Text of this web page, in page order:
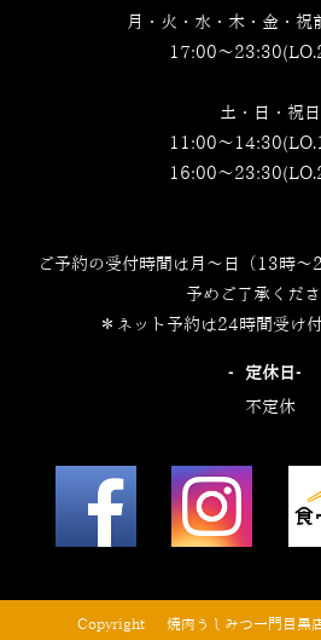
月・火・水・木・金・祝
17:00～
土・日・祝日
11:00～
16:00～
ご予約の受付時間は月～日（13時～
予めご了承くださ
＊ネット予約は24時間受け
‐定休日‐
不定休
© Copyright © 焼肉うしみつ一門目